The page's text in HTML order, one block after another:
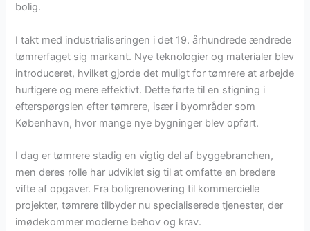
bolig.
I takt med industrialiseringen i det 19. århundrede ændrede
tømrerfaget sig markant. Nye teknologier og materialer blev
introduceret, hvilket gjorde det muligt for tømrere at arbejde
hurtigere og mere effektivt. Dette førte til en stigning i
efterspørgslen efter tømrere, især i byområder som
København, hvor mange nye bygninger blev opført.
I dag er tømrere stadig en vigtig del af byggebranchen,
men deres rolle har udviklet sig til at omfatte en bredere
vifte af opgaver. Fra boligrenovering til kommercielle
projekter, tømrere tilbyder nu specialiserede tjenester, der
imødekommer moderne behov og krav.